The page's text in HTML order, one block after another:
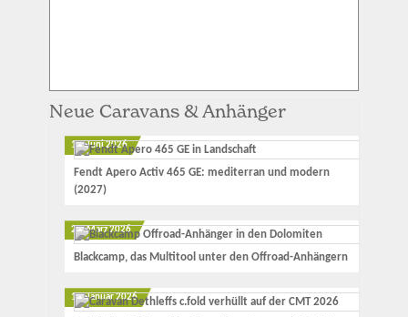
Neue Caravans & Anhänger
12. Juni 2026
Fendt Apero Activ 465 GE: mediterran und modern
(2027)
23. März 2026
Blackcamp, das Multitool unter den Offroad-Anhängern
17. Januar 2026